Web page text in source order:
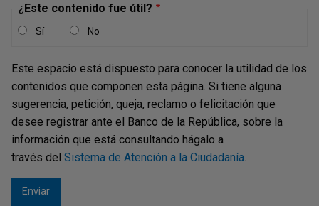
¿Este contenido fue útil?
Sí No
Este espacio está dispuesto para conocer la utilidad de los
contenidos que componen esta página. Si tiene alguna
sugerencia, petición, queja, reclamo o felicitación que
desee registrar ante el Banco de la República, sobre la
información que está consultando hágalo a
través del Sistema de Atención a la Ciudadanía.